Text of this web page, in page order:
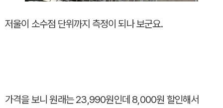
저울이 소수점 단위까지 측정이 되나 보군요.
가격을 보니 원래는 23,990원인데 8,000원 할인해서